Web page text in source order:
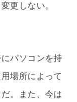
更しない。
パソコンを持
場所によって
。また、今は